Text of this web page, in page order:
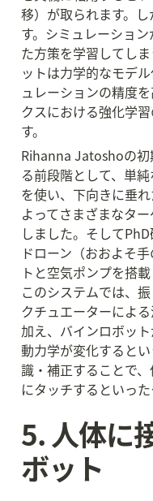
移）が取られます。
す。シミュレーショ
た方策を学習してし
ットは力学的なモデ
ュレーションの精度
クスにおける強化学
す。
Rihanna Jatoshoの初
る前段階として、単
を使い、下向きに垂
よってさまざまなタ
しました。そして
ドローン（おおよそ
トと空気ポンプを搭
このシステムでは、
クチュエーターによ
加え、バインロボッ
動力学が変化すると
識・補正することで
にタッチするといっ
5. 人体に
ボット